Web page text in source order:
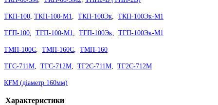
ТКП-100 ТКП-100-М1 ТКП-100Эк ТКП-100Эк-М1
ТГП-100 ТГП-100-М1 ТГП-100Эк ТГП-100Эк-М1
ТМП-100С ТМП-160С ТМП-160
ТГС-711М ТГС-712М ТГ2С-711М ТГ2С-712М
КFM (діаметр 160мм)
Характеристики